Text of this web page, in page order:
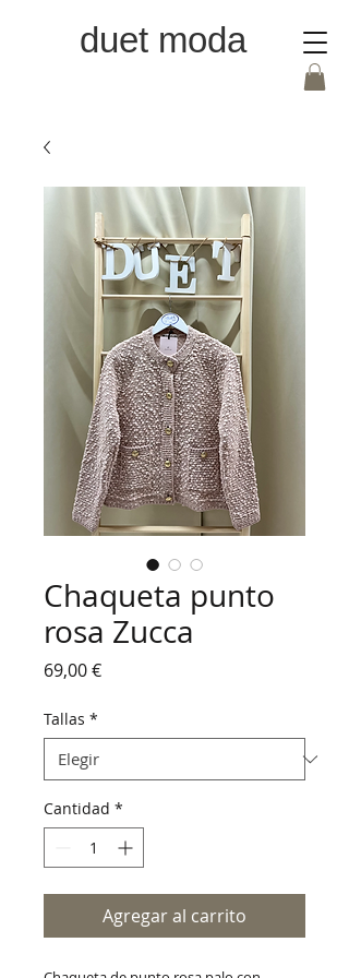
duet moda
Chaqueta punto
rosa Zucca
69,00 €Precio
Tallas *
Cantidad *
Agregar al carrito